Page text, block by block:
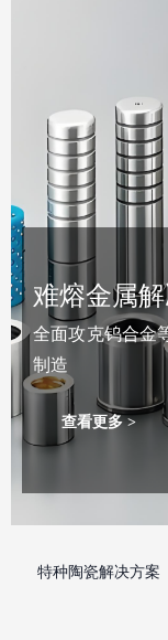
难熔金属
全面攻克钨合金
制造
查看更多 >
特种陶瓷解决方案